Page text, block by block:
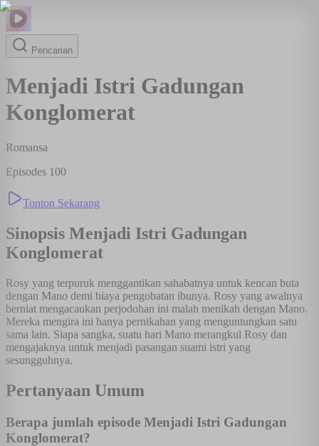
Pencarian
Menjadi Istri Gadungan
Konglomerat
Romansa
Episodes 100
Tonton Sekarang
Sinopsis Menjadi Istri Gadungan
Konglomerat
Rosy yang terpuruk menggantikan sahabatnya untuk kencan buta
dengan Mano demi biaya pengobatan ibunya. Rosy yang awalnya
berniat mengacaukan perjodohan ini malah menikah dengan Mano.
Mereka mengira ini hanya pernikahan yang menguntungkan satu
sama lain. Siapa sangka, suatu hari Mano merangkul Rosy dan
mengajaknya untuk menjadi pasangan suami istri yang
sesungguhnya.
Pertanyaan Umum
Berapa jumlah episode Menjadi Istri Gadungan
Konglomerat?